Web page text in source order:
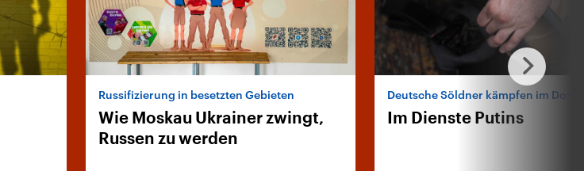
Russifizierung in besetzten Gebieten
Wie Moskau Ukrainer zwingt,
Russen zu werden
Deutsche Söldner kämpfen im
Im Dienste Putins